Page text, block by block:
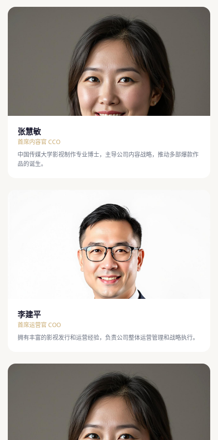
张慧敏
首席内容官 CCO
中国传媒大学影视制作专业博士，主导公司内容战略，推动多部爆款作
品的诞生。
李建平
首席运营官 COO
拥有丰富的影视发行和运营经验，负责公司整体运营管理和战略执行。